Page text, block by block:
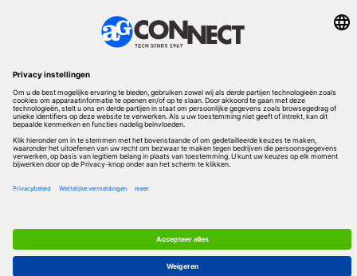
Redactionele partner
Privacy & Cookies